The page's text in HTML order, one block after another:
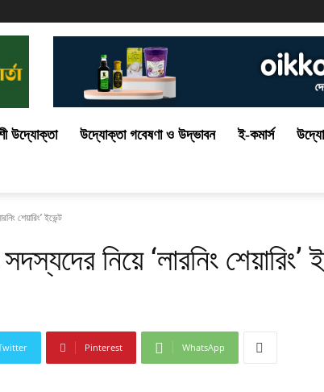
উদ্যোক্তা উদ্যোক্তা গবেষণা ও উদ্ভাবন ই-কমার্স
শেয়ারিং’ ইভেন্ট
নিয়ে ‘লারনিং শেয়ারিং’
Pinterest WhatsApp